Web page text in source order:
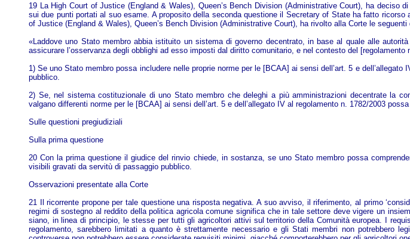
19 La High Court of Justice (England & Wales), Queen’s Bench Division (Administrative Court), ha
sui due punti portati al suo esame. A proposito della seconda questione il Secretary of State ha fatto
of Justice (England & Wales), Queen’s Bench Division (Administrative Court), ha rivolto alla Corte le seguenti
«Laddove uno Stato membro abbia istituito un sistema di governo decentrato, in base al quale alle
assicurare l’osservanza degli obblighi ad esso imposti dal diritto comunitario, e nel contesto del [regolamento
1) Se uno Stato membro possa includere nelle proprie norme per le [BCAA] ai sensi dell’art. 5 e
pubblico.
2) Se, nel sistema costituzionale di uno Stato membro che deleghi a più amministrazioni decentrate la
valgano differenti norme per le [BCAA] ai sensi dell’art. 5 e dell’allegato IV al regolamento n. 1782/2003
Sulle questioni pregiudiziali
Sulla prima questione
20 Con la prima questione il giudice del rinvio chiede, in sostanza, se uno Stato membro possa
visibili gravati da servitù di passaggio pubblico.
Osservazioni presentate alla Corte
21 Il ricorrente propone per tale questione una risposta negativa. A suo avviso, il riferimento, al primo
regimi di sostegno al reddito della politica agricola comune significa che in tale settore deve vigere un
siano, in linea di principio, le stesse per tutti gli agricoltori attivi sul territorio della Comunità europea. I
regolamento, sarebbero limitati a quanto è strettamente necessario e gli Stati membri non potrebbero